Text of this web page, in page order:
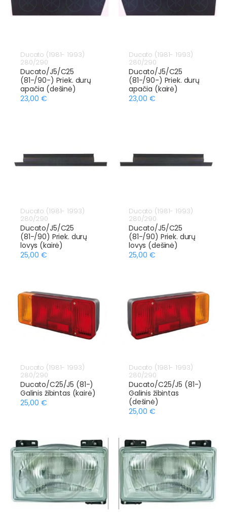
Ducato (1981- 1993)
280/290
Ducato/J5/C25
(81-/90-) Priek. durų
apačia (dešinė)
23,00 €
Ducato (1981- 1993)
280/290
Ducato/J5/C25
(81-/90-) Priek. durų
apačia (kairė)
23,00 €
Ducato (1981- 1993)
280/290
Ducato/J5/C25
(81-/90) Priek. durų
lovys (kairė)
25,00 €
Ducato (1981- 1993)
280/290
Ducato/J5/C25
(81-/90) Priek. durų
lovys (dešinė)
25,00 €
Ducato (1981- 1993)
280/290
Ducato/C25/J5 (81-)
Galinis žibintas (kairė)
25,00 €
Ducato (1981- 1993)
280/290
Ducato/C25/J5 (81-)
Galinis žibintas
(dešinė)
25,00 €